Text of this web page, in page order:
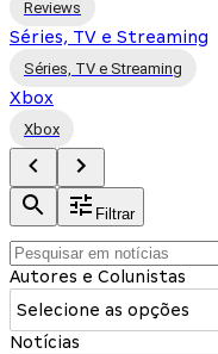
Reviews
Séries, TV e Streaming
Séries, TV e Streaming
Xbox
Xbox
Filtrar
Autores e Colunistas
Selecione as opções
Notícias